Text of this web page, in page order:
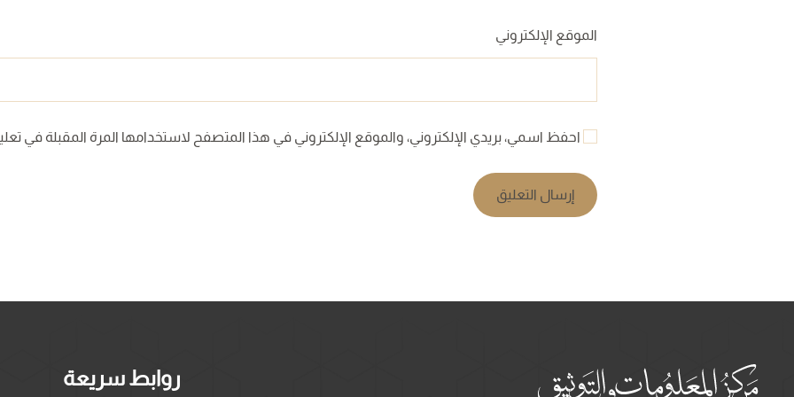
الموقع الإلكتروني
احفظ اسمي، بريدي الإلكتروني، والموقع الإلكتروني في هذا المتصفح لاستخدامها المرة المقبلة في
إرسال التعليق
روابط سريعة